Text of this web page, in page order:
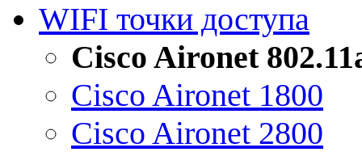
WIFI точки доступа
Cisco Aironet
Cisco Aironet 1800
Cisco Aironet 2800